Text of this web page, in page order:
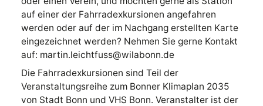
auf einer der Fahrradexkursionen angefahren
werden oder auf der im Nachgang erstellten Karte
eingezeichnet werden? Nehmen Sie gerne Kontakt
auf: martin.leichtfuss@wilabonn.de
Die Fahrradexkursionen sind Teil der
Veranstaltungsreihe zum Bonner Klimaplan 2035
von Stadt Bonn und VHS Bonn. Veranstalter ist der